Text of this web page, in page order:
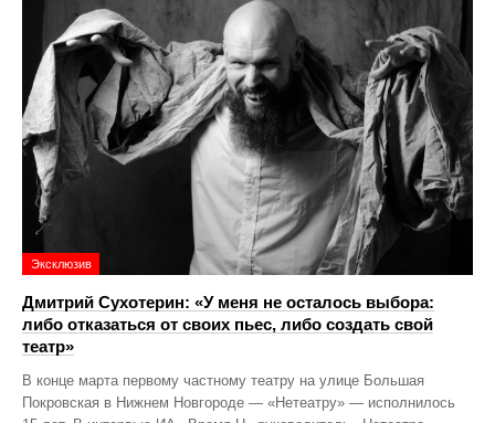
Эксклюзив
Дмитрий Сухотерин: «У меня не осталось выбора:
либо отказаться от своих пьес, либо создать свой
театр»
В конце марта первому частному театру на улице Большая
Покровская в Нижнем Новгороде — «Нетеатру» — исполнилось